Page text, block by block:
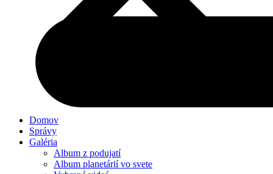
Domov
Správy
Galéria
Album z podujatí
Album planetárií vo svete